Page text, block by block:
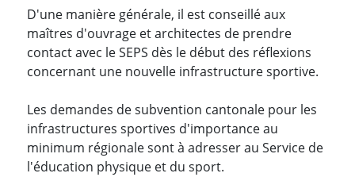
D'une manière générale, il est conseillé aux
maîtres d'ouvrage et architectes de prendre
contact avec le SEPS dès le début des réflexions
concernant une nouvelle infrastructure sportive.
Les demandes de subvention cantonale pour les
infrastructures sportives d'importance au
minimum régionale sont à adresser au Service de
l'éducation physique et du sport.